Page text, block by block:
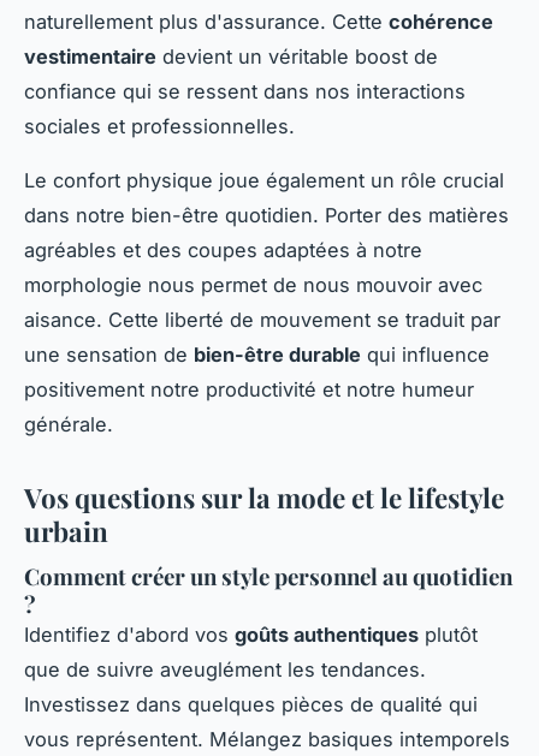
naturellement plus d'assurance. Cette cohérence
vestimentaire devient un véritable boost de
confiance qui se ressent dans nos interactions
sociales et professionnelles.
Le confort physique joue également un rôle crucial
dans notre bien-être quotidien. Porter des matières
agréables et des coupes adaptées à notre
morphologie nous permet de nous mouvoir avec
aisance. Cette liberté de mouvement se traduit par
une sensation de bien-être durable qui influence
positivement notre productivité et notre humeur
générale.
Vos questions sur la mode et le lifestyle
urbain
Comment créer un style personnel au quotidien
?
Identifiez d'abord vos goûts authentiques plutôt
que de suivre aveuglément les tendances.
Investissez dans quelques pièces de qualité qui
vous représentent. Mélangez basiques intemporels